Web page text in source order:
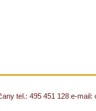
tel.: 495 451 128 e-